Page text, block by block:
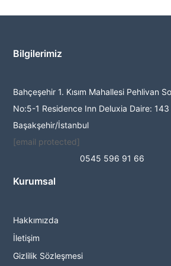
Bilgilerimiz
Bahçeşehir 1. Kısım Mahallesi Pehlivan
No:5-1 Residence Inn Deluxia Daire: 143
Başakşehir/İstanbul
[email protected]
0545 596 91 66
Kurumsal
Hakkımızda
İletişim
Gizlilik Sözleşmesi